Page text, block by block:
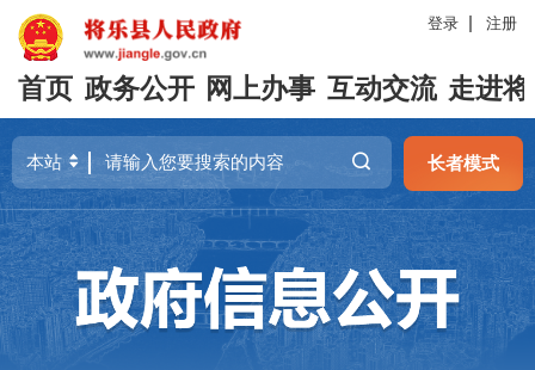
登录 注册
首页 政务公开 网上办事 互动交流 走进
长者模式